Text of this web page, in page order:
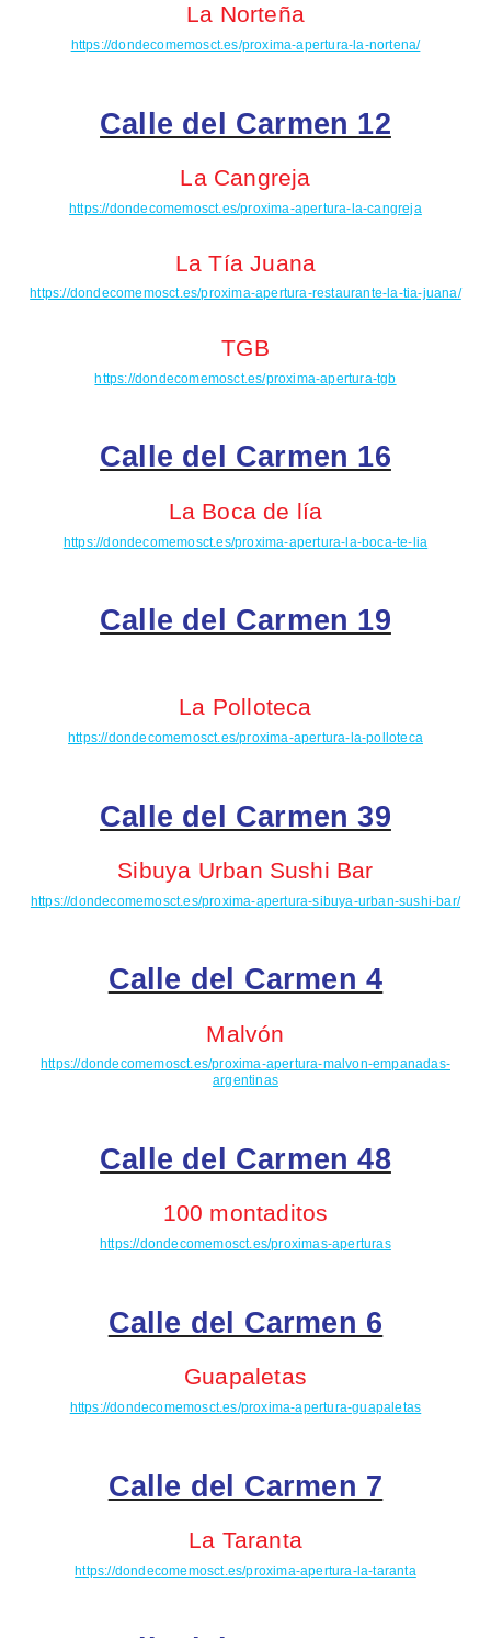
La Norteña
https://dondecomemosct.es/proxima-apertura-la-nortena/
Calle del Carmen 12
La Cangreja
https://dondecomemosct.es/proxima-apertura-la-cangreja
La Tía Juana
https://dondecomemosct.es/proxima-apertura-restaurante-la-tia-juana/
TGB
https://dondecomemosct.es/proxima-apertura-tgb
Calle del Carmen 16
La Boca de lía
https://dondecomemosct.es/proxima-apertura-la-boca-te-lia
Calle del Carmen 19
La Polloteca
https://dondecomemosct.es/proxima-apertura-la-polloteca
Calle del Carmen 39
Sibuya Urban Sushi Bar
https://dondecomemosct.es/proxima-apertura-sibuya-urban-sushi-bar/
Calle del Carmen 4
Malvón
https://dondecomemosct.es/proxima-apertura-malvon-empanadas-
argentinas
Calle del Carmen 48
100 montaditos
https://dondecomemosct.es/proximas-aperturas
Calle del Carmen 6
Guapaletas
https://dondecomemosct.es/proxima-apertura-guapaletas
Calle del Carmen 7
La Taranta
https://dondecomemosct.es/proxima-apertura-la-taranta